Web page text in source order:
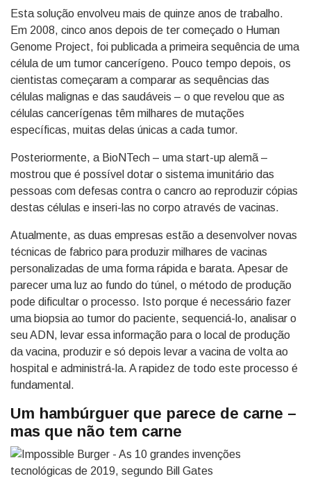
Esta solução envolveu mais de quinze anos de trabalho.
Em 2008, cinco anos depois de ter começado o Human
Genome Project, foi publicada a primeira sequência de uma
célula de um tumor cancerígeno. Pouco tempo depois, os
cientistas começaram a comparar as sequências das
células malignas e das saudáveis – o que revelou que as
células cancerígenas têm milhares de mutações
específicas, muitas delas únicas a cada tumor.
Posteriormente, a BioNTech – uma start-up alemã –
mostrou que é possível dotar o sistema imunitário das
pessoas com defesas contra o cancro ao reproduzir cópias
destas células e inseri-las no corpo através de vacinas.
Atualmente, as duas empresas estão a desenvolver novas
técnicas de fabrico para produzir milhares de vacinas
personalizadas de uma forma rápida e barata. Apesar de
parecer uma luz ao fundo do túnel, o método de produção
pode dificultar o processo. Isto porque é necessário fazer
uma biopsia ao tumor do paciente, sequenciá-lo, analisar o
seu ADN, levar essa informação para o local de produção
da vacina, produzir e só depois levar a vacina de volta ao
hospital e administrá-la. A rapidez de todo este processo é
fundamental.
Um hambúrguer que parece de carne –
mas que não tem carne